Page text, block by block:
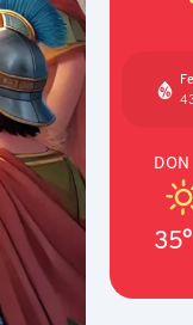
DON
35°